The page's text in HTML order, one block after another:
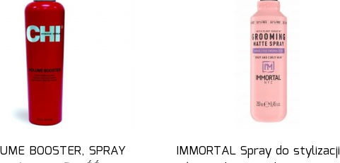
BOOSTER, SPRAY
IMMORTAL Spray do stylizacji